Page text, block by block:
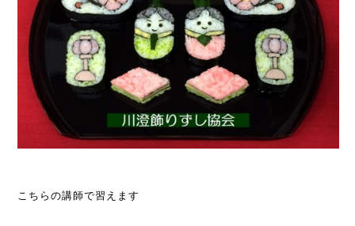
こちらの講師で習えます